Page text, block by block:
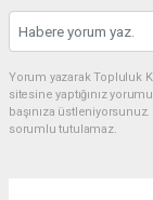
Yorum yazarak Topluluk
sitesine yaptığınız
başınıza
sorumlu tutulamaz.